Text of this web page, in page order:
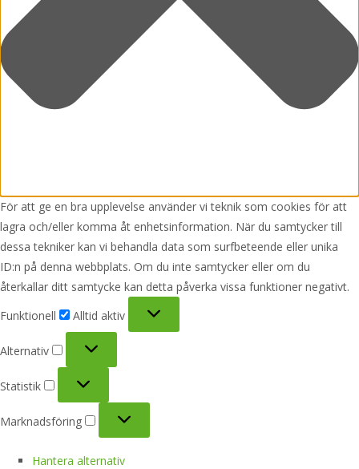
För att ge en bra upplevelse använder vi teknik som cookies för att
lagra och/eller komma åt enhetsinformation. När du samtycker till
dessa tekniker kan vi behandla data som surfbeteende eller unika
ID:n på denna webbplats. Om du inte samtycker eller om du
återkallar ditt samtycke kan detta påverka vissa funktioner negativt.
Funktionell
Alltid aktiv
Alternativ
Statistik
Marknadsföring
Hantera alternativ